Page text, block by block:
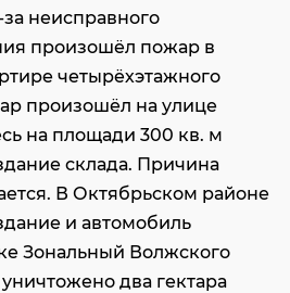
неисправного
произошёл пожар в
четырёхэтажного
произошёл на улице
на площади 300 кв. м
склада. Причина
В Октябрьском районе
и автомобиль
Зональный Волжского
два гектара